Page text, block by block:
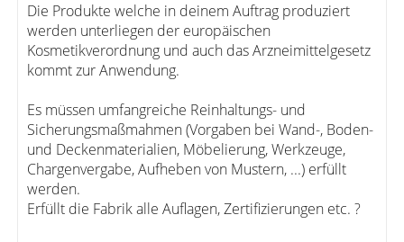
Die Produkte welche in deinem Auftrag produziert
werden unterliegen der europäischen
Kosmetikverordnung und auch das Arzneimittelgesetz
kommt zur Anwendung.
Es müssen umfangreiche Reinhaltungs- und
Sicherungsmaßmahmen (Vorgaben bei Wand-, Boden-
und Deckenmaterialien, Möbelierung, Werkzeuge,
Chargenvergabe, Aufheben von Mustern, ...) erfüllt
werden.
Erfüllt die Fabrik alle Auflagen, Zertifizierungen etc. ?